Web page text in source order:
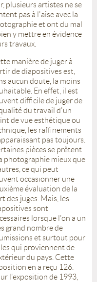
plusieurs artistes ne se
pas à l'aise avec la
et ont du mal
y mettre en évidence
travaux.
manière de juger à
de diapositives est,
aucun doute, la moins
En effet, il est
difficile de juger de
du travail d'un
de vue esthétique ou
les raffinements
pas toujours.
pièces se prêtent
photographie mieux que
ce qui peut
occasionner une
évaluation de la
des juges. Mais, les
sont
lorsque l'on a un
grand nombre de
et surtout pour
qui proviennent de
du pays. Cette
en a reçu 126.
l'exposition de 1993,